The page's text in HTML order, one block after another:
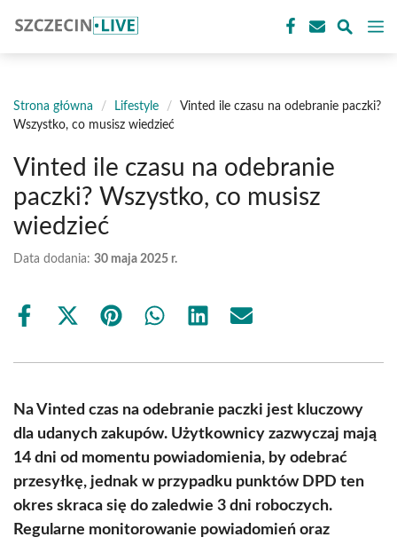
treści
Strona główna / Lifestyle /
Vinted ile czasu na odebranie paczki?
Wszystko, co musisz wiedzieć
Vinted ile czasu na odebranie
paczki? Wszystko, co musisz
wiedzieć
Data dodania: 30 maja 2025 r.
Share
Share
(Twitter)
Share Share Share Share
Na Vinted czas na odebranie paczki jest kluczowy
dla udanych zakupów. Użytkownicy zazwyczaj mają
14 dni od momentu powiadomienia, by odebrać
przesyłkę, jednak w przypadku punktów DPD ten
okres skraca się do zaledwie 3 dni roboczych.
Regularne monitorowanie powiadomień oraz